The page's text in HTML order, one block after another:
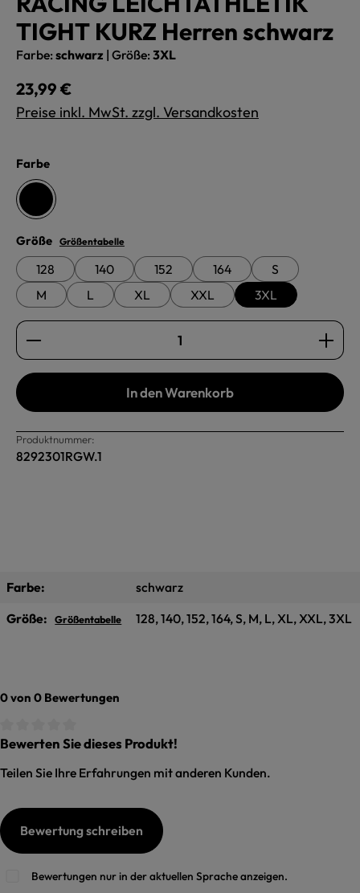
TIGHT KURZ Herren schwarz
Farbe: schwarz | Größe: 3XL
Regulärer Preis:
23,99 €
Preise inkl. MwSt. zzgl. Versandkosten
Farbeauswählen
schwarz
Größeauswählen
Größentabelle
128 140 152 164
S
M
L XL XXL 3XL
Produkt Anzahl: Gib den gewünschten Wert ein
In den Warenkorb
Produktnummer:
8292301RGW.1
Farbe:
schwarz
Größe:
Größentabelle 128, 140, 152, 164, S, M, L, XL, XXL, 3XL
0 von 0 Bewertungen
Durchschnittliche Bewertung von 0 von 5 Sternen
Bewerten Sie dieses Produkt!
Teilen Sie Ihre Erfahrungen mit anderen Kunden.
Bewertung schreiben
Bewertungen nur in der aktuellen Sprache anzeigen.